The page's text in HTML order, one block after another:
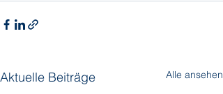
Aktuelle Beiträge Alle ansehen